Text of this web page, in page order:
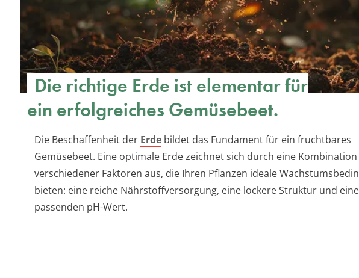
Die richtige Erde ist elementar für
ein erfolgreiches Gemüsebeet.
Die Beschaffenheit der Erde bildet das Fundament für ein fruchtbares
Gemüsebeet. Eine optimale Erde zeichnet sich durch eine Kombination
verschiedener Faktoren aus, die Ihren Pflanzen ideale
bieten: eine reiche Nährstoffversorgung, eine lockere Struktur und
passenden pH-Wert.